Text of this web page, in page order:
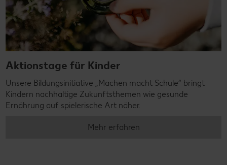
Aktionstage für Kinder
Unsere Bildungsinitiative „Machen macht Schule“ bringt
Kindern nachhaltige Zukunftsthemen wie gesunde
Ernährung auf spielerische Art näher.
Mehr erfahren